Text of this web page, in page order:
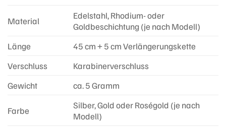
Material
Edelstahl, Rhodium- oder
Goldbeschichtung (je nach Modell)
Länge
45 cm + 5 cm Verlängerungskette
Verschluss
Karabinerverschluss
Gewicht
ca. 5 Gramm
Farbe
Silber, Gold oder Roségold (je nach
Modell)